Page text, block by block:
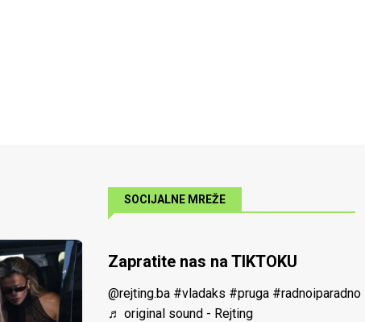
SOCIJALNE MREŽE
Zapratite nas na TIKTOKU
@rejting.ba #vladaks #pruga #radnoiparadno
♬ original sound - Rejting